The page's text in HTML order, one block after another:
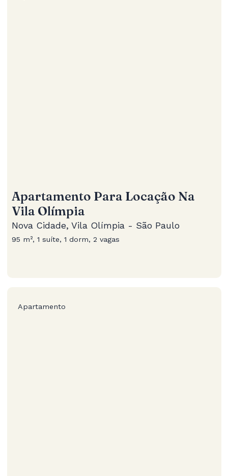
Apartamento Para Locação Na
Vila Olímpia
Nova Cidade, Vila Olímpia - São Paulo
95 m², 1 suíte, 1 dorm, 2 vagas
Apartamento